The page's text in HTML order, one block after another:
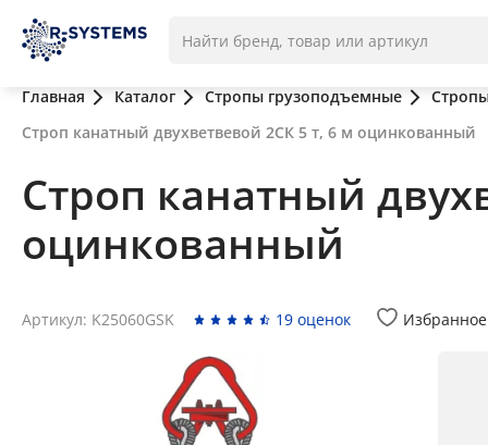
Главная Каталог Стропы грузоподъемные
Строп канатный двухветвевой 2СК 5 т, 6 м оцинкованный
Строп канатный
оцинкованный
Артикул: K25060GSK 19 оценок Избранное